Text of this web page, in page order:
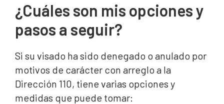
¿Cuáles son mis opciones y
pasos a seguir?
Si su visado ha sido denegado o anulado por
motivos de carácter con arreglo a la
Dirección 110, tiene varias opciones y
medidas que puede tomar: